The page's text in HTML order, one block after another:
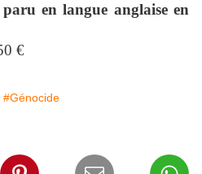
paru en langue anglaise en
€
#Génocide